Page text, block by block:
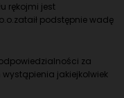
rękojmi jest
o.o.zataił podstępnie wadę
odpowiedzialności za
jakiejkolwiek